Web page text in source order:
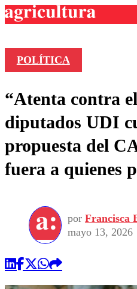
Frecuencias
Agricultura TV
Deportes
Colo Colo
Motor
Torneo
Torneo
Entretención
Noticias
Internacional
Nacional
Vida Social
Programas
Comercial
POLÍTICA
“Atenta contra
diputados UDI
propuesta del
fuera a quienes
por Francisca
mayo 13, 2026